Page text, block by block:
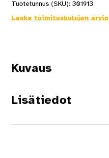
Tuotetunnus (SKU): 301913
Laske toimituskulujen arvio
Kuvaus
Lisätiedot